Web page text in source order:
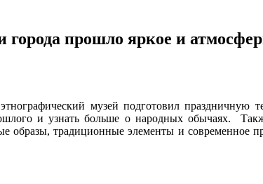
прошло яркое и
музей подготовил праздничную
и узнать больше о народных обычаях.
образы, традиционные элементы и современное